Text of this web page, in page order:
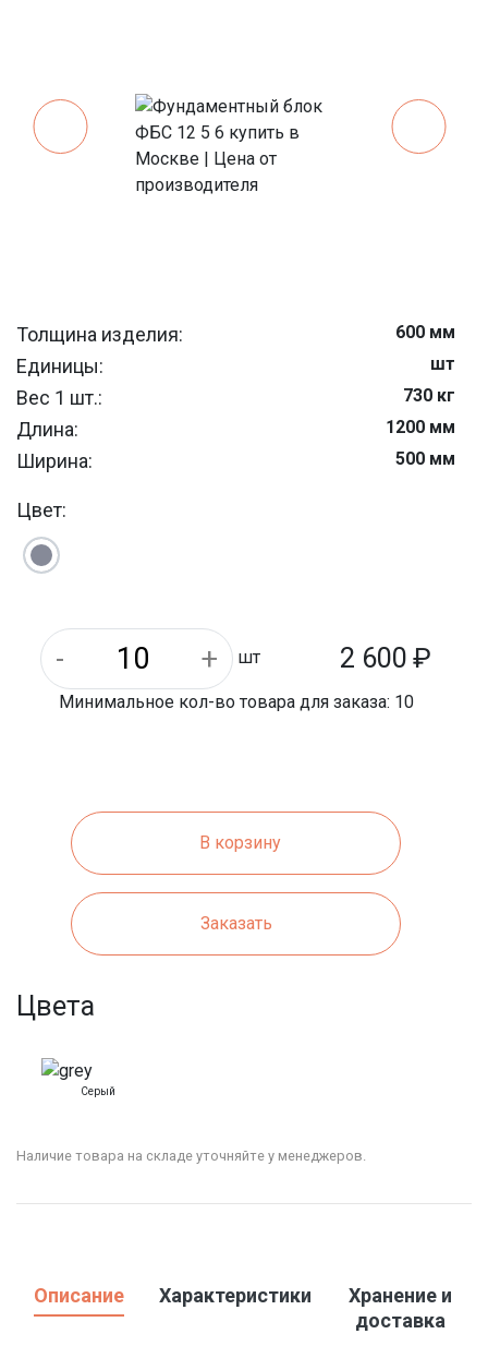
Толщина изделия: 600 мм
Единицы: шт
Вес 1 шт.: 730 кг
Длина: 1200 мм
Ширина: 500 мм
Цвет:
шт 2 600 ₽
Минимальное кол-во товара для заказа: 10
В корзину
Заказать
Цвета
Серый
Наличие товара на складе уточняйте у менеджеров.
Описание Характеристики
Хранение и
доставка